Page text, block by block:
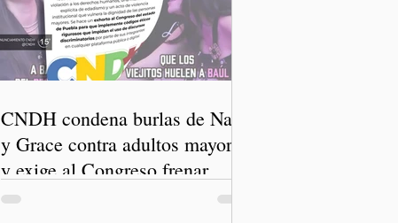
CNDH condena burlas de Nay
y Grace contra adultos mayores
y exige al Congreso frenar
discursos discriminatorios